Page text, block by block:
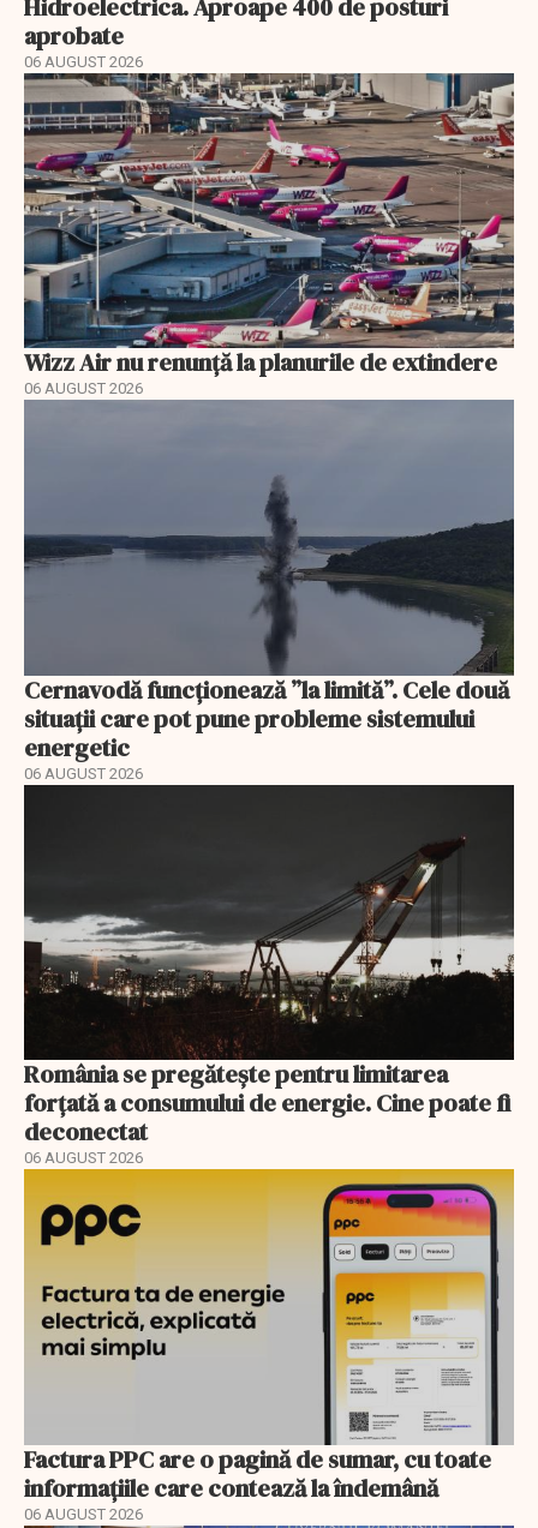
aprobate
06 AUGUST 2026
Wizz Air nu renunță la planurile de extindere
06 AUGUST 2026
Cernavodă funcționează ”la limită”. Cele două
situații care pot pune probleme sistemului
energetic
06 AUGUST 2026
România se pregătește pentru limitarea
forțată a consumului de energie. Cine poate fi
deconectat
06 AUGUST 2026
Factura PPC are o pagină de sumar, cu toate
informațiile care contează la îndemână
06 AUGUST 2026